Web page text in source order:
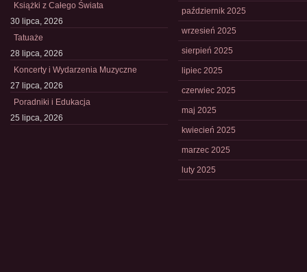
Książki z Całego Świata
30 lipca, 2026
Tatuaże
28 lipca, 2026
Koncerty i Wydarzenia Muzyczne
27 lipca, 2026
Poradniki i Edukacja
25 lipca, 2026
październik 2025
wrzesień 2025
sierpień 2025
lipiec 2025
czerwiec 2025
maj 2025
kwiecień 2025
marzec 2025
luty 2025